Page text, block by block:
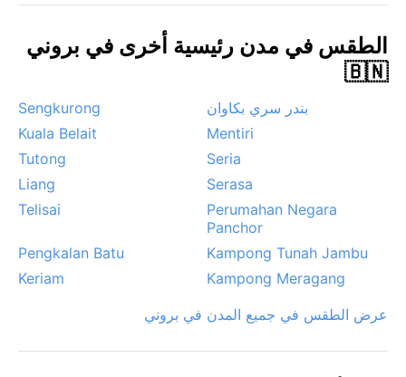
الطقس في مدن رئيسية أخرى في بروني
🇧🇳
بندر سري بكاوان
Sengkurong
Mentiri
Kuala Belait
Seria
Tutong
Serasa
Liang
Perumahan Negara
Panchor
Telisai
Kampong Tunah Jambu
Pengkalan Batu
Kampong Meragang
Keriam
عرض الطقس في جميع المدن في بروني